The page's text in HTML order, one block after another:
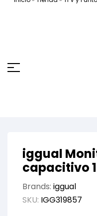
iggual
capacitivo
Brands: iggual
SKU: IGG319857